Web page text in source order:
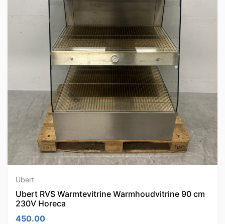
Ubert
Ubert RVS Warmtevitrine Warmhoudvitrine 90 cm
230V Horeca
450.00